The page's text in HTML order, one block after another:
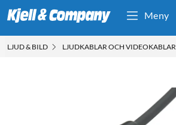
Meny
LJUD & BILD LJUDKABLAR OCH VIDEOKABLAR